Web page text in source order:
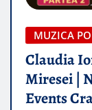
MUZICA
Claudia
Miresei |
Events